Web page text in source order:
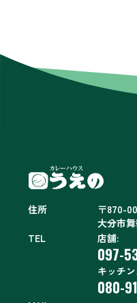
住所
〒870-
大分市
TEL
店舗:
097-
キッチ
080-